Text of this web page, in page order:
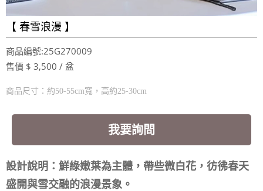
【 ​春雪浪漫 】
商品編號:25G270009
售價 $ 3,500 / 盆
商品尺寸：約50-55cm寬，高約25-30cm
我要詢問
設計說明：鮮綠嫩葉為主體，帶些微白花，彷彿春天
盛開與雪交融的浪漫景象。